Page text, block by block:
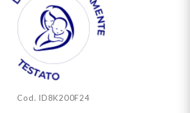
Cod. ID8K200F24